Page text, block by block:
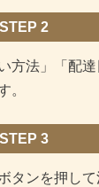
STEP 2
方法」「配
。
STEP 3
タンを押して